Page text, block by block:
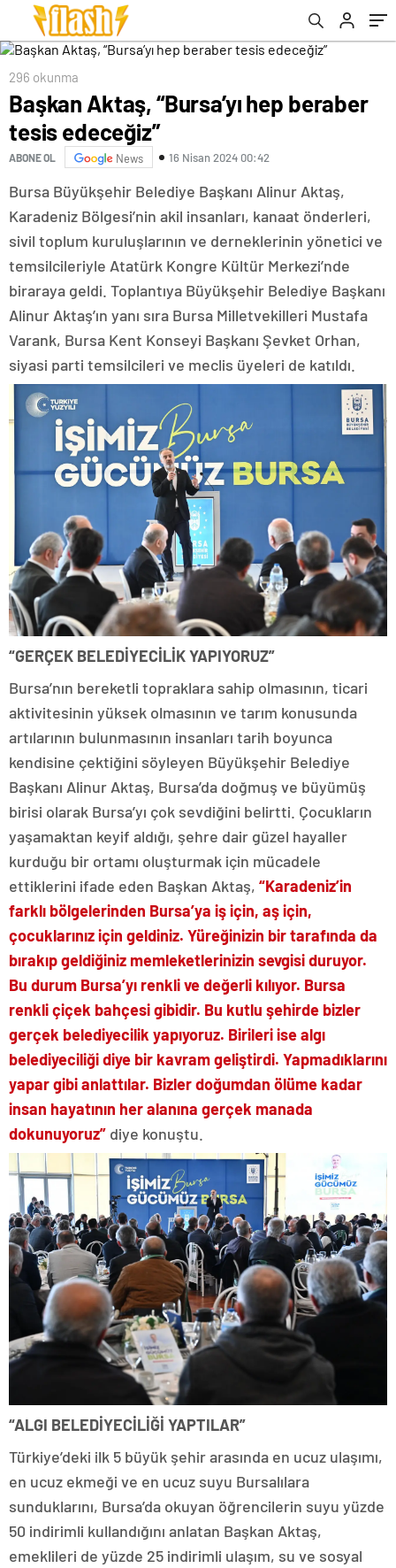
296 okunma
Başkan Aktaş, “Bursa’yı hep beraber
tesis edeceğiz”
ABONE OL News 16 Nisan 2024 00:42
Bursa Büyükşehir Belediye Başkanı Alinur Aktaş,
Karadeniz Bölgesi’nin akil insanları, kanaat önderleri,
sivil toplum kuruluşlarının ve derneklerinin yönetici ve
temsilcileriyle Atatürk Kongre Kültür Merkezi’nde
biraraya geldi. Toplantıya Büyükşehir Belediye Başkanı
Alinur Aktaş’ın yanı sıra Bursa Milletvekilleri Mustafa
Varank, Bursa Kent Konseyi Başkanı Şevket Orhan,
siyasi parti temsilcileri ve meclis üyeleri de katıldı.
“GERÇEK BELEDİYECİLİK YAPIYORUZ”
Bursa’nın bereketli topraklara sahip olmasının, ticari
aktivitesinin yüksek olmasının ve tarım konusunda
artılarının bulunmasının insanları tarih boyunca
kendisine çektiğini söyleyen Büyükşehir Belediye
Başkanı Alinur Aktaş, Bursa’da doğmuş ve büyümüş
birisi olarak Bursa’yı çok sevdiğini belirtti. Çocukların
yaşamaktan keyif aldığı, şehre dair güzel hayaller
kurduğu bir ortamı oluşturmak için mücadele
ettiklerini ifade eden Başkan Aktaş, “Karadeniz’in
farklı bölgelerinden Bursa’ya iş için, aş için,
çocuklarınız için geldiniz. Yüreğinizin bir tarafında da
bırakıp geldiğiniz memleketlerinizin sevgisi duruyor.
Bu durum Bursa’yı renkli ve değerli kılıyor. Bursa
renkli çiçek bahçesi gibidir. Bu kutlu şehirde bizler
gerçek belediyecilik yapıyoruz. Birileri ise algı
belediyeciliği diye bir kavram geliştirdi. Yapmadıklarını
yapar gibi anlattılar. Bizler doğumdan ölüme kadar
insan hayatının her alanına gerçek manada
dokunuyoruz” diye konuştu.
“ALGI BELEDİYECİLİĞİ YAPTILAR”
Türkiye’deki ilk 5 büyük şehir arasında en ucuz ulaşımı,
en ucuz ekmeği ve en ucuz suyu Bursalılara
sunduklarını, Bursa’da okuyan öğrencilerin suyu yüzde
50 indirimli kullandığını anlatan Başkan Aktaş,
emeklileri de yüzde 25 indirimli ulaşım, su ve sosyal